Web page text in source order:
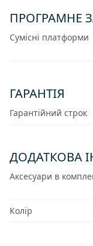
ПРОГРАМНЕ
Сумісні платформи
ГАРАНТІЯ
Гарантійний строк
ДОДАТКОВА
Аксесуари в
Колір